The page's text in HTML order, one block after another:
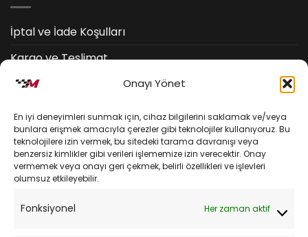
Onayı Yönet
En iyi deneyimleri sunmak için, cihaz bilgilerini saklamak ve/veya
bunlara erişmek amacıyla çerezler gibi teknolojiler kullanıyoruz. Bu
teknolojilere izin vermek, bu sitedeki tarama davranışı veya
benzersiz kimlikler gibi verileri işlememize izin verecektir. Onay
vermemek veya onayı geri çekmek, belirli özellikleri ve işlevleri
olumsuz etkileyebilir.
Fonksiyonel Her zaman aktif
İptal ve İade Koşulları
Kargo ve Teslimat
Kişisel Verilerin Korunması
Mesafeli Satış Sözleşmesi
YARDIM
Sipariş Takibi